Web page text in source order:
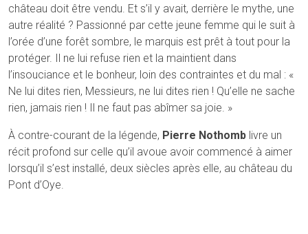
château doit être vendu. Et s’il y avait, derrière le mythe, une
autre réalité ? Passionné par cette jeune femme qui le suit à
l’orée d’une forêt sombre, le marquis est prêt à tout pour la
protéger. Il ne lui refuse rien et la maintient dans
l’insouciance et le bonheur, loin des contraintes et du mal : «
Ne lui dites rien, Messieurs, ne lui dites rien ! Qu’elle ne sache
rien, jamais rien ! Il ne faut pas abîmer sa joie. »
À contre-courant de la légende, Pierre Nothomb livre un
récit profond sur celle qu’il avoue avoir commencé à aimer
lorsqu’il s’est installé, deux siècles après elle, au château du
Pont d’Oye.